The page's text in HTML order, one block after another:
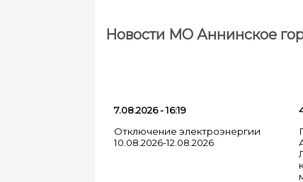
Новости МО Аннинское
сервис
ещё
7.08.2026 - 16:19
Отключение электроэнергии
10.08.2026-12.08.2026